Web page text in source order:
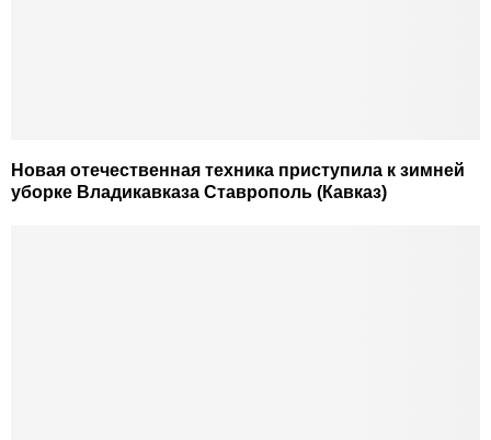
Новая отечественная техника приступила к зимней
уборке Владикавказа Ставрополь (Кавказ)